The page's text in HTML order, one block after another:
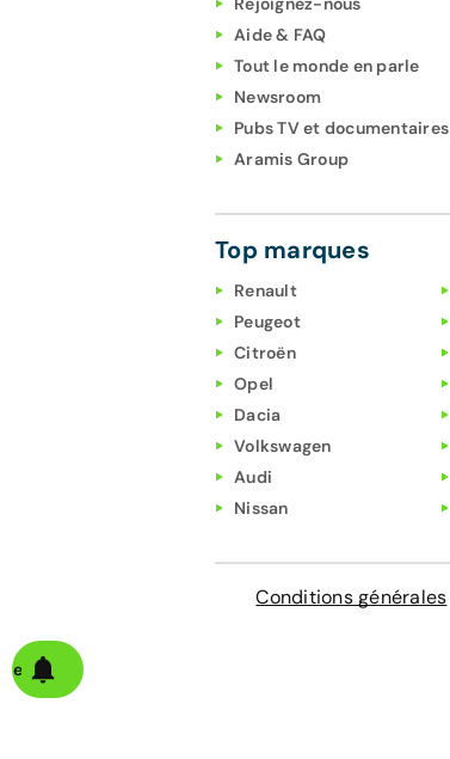
Aide & FAQ
Tout le monde en parle
Newsroom
Pubs TV et documentaires
Aramis Group
Top marques
Renault
Peugeot
Citroën
Opel
Dacia
Volkswagen
Audi
Nissan
Conditions générales